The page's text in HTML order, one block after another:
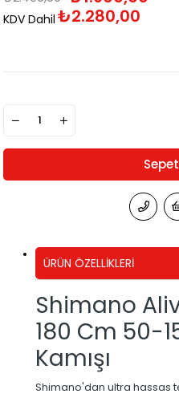
KDV Dahil ₺2.280,00
ÜRÜN ÖZELLIKLERI
Shimano
180 Cm 50-
Kamışı
Shimano'dan ultra hassas